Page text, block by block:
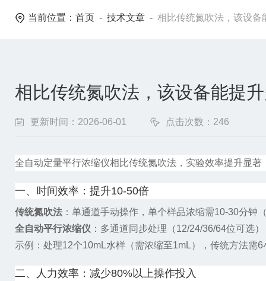
当前位置： 首页 - 技术文章 - 相比传统氮吹法，该设备
相比传统氮吹法，该设备能提
更新时间：2026-06-01 点击次数：246
全自动定量平行浓缩仪相比传统氮吹法，实验效率提升显著
一、时间效率：提升10-50倍
传统氮吹法 ：单通道手动操作，单个样品浓缩需10-30分
全自动平行浓缩仪 ：多通道同步处理（12/24/36/64位可选
示例 ：处理12个10mL水样（需浓缩至1mL），传统方法需
二、人力效率：减少80%以上操作投入